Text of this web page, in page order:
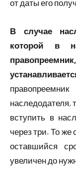
от даты его
В случае
которой в
наследодателя,
вступить в
через три. То же
оставшийся
увеличен до